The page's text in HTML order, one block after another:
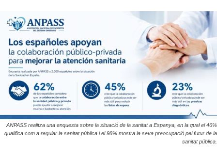
ANPASS realitza una enquesta sobre la situació de la sanitat a Espanya, en la qual el 46%
qualifica com a regular la sanitat pública i el 98% mostra la seva preocupació pel futur de la
sanitat pública.